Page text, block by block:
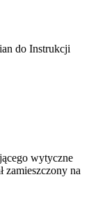
do Instrukcji
wytyczne
na